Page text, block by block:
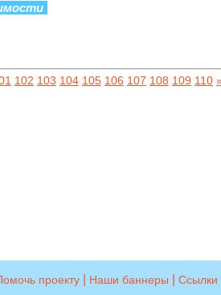
102 103 104 105 106 107 108 109 110
проекту Наши баннеры Ссылки